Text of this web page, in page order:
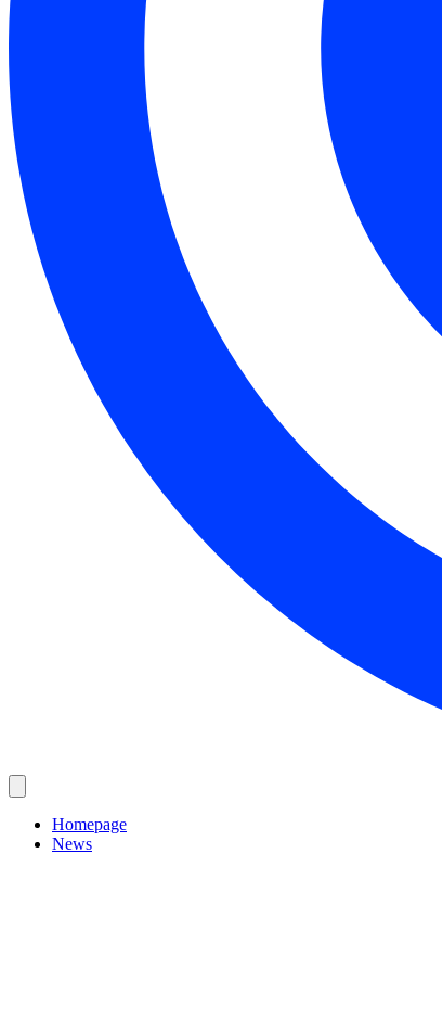
Homepage
News